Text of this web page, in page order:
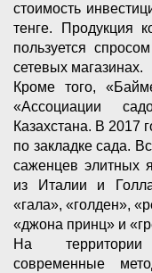
стоимость
тенге. Продукция
пользуется
сетевых магазинах.
Кроме того,
«Ассоциации
Казахстана. В 2017
по закладке сада.
саженцев элитных
из Италии и
«гала», «голден»,
«джона принц» и
На территории
современные